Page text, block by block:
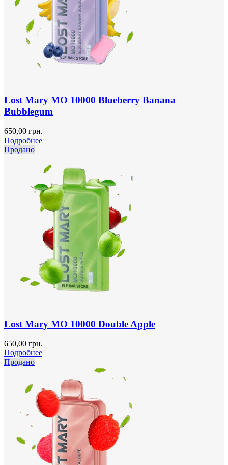
Lost Mary MO 10000 Blueberry Banana
Bubblegum
650,00 грн.
Подробнее
Продано
Lost Mary MO 10000 Double Apple
650,00 грн.
Подробнее
Продано